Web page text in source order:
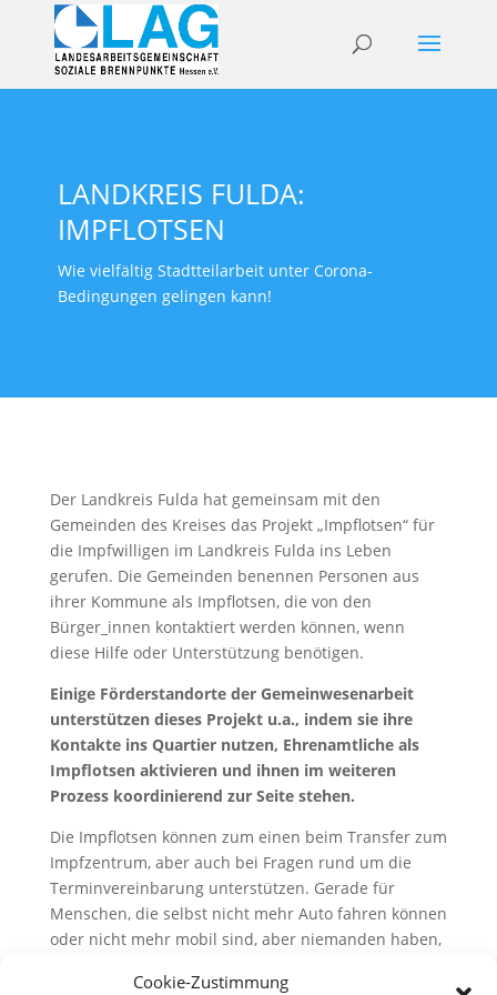
Cookie-Zustimmung
LANDKREIS FULDA:
IMPFLOTSEN
Wie vielfältig Stadtteilarbeit unter Corona-
Bedingungen gelingen kann!
Der Landkreis Fulda hat gemeinsam mit den
Gemeinden des Kreises das Projekt „Impflotsen“ für
die Impfwilligen im Landkreis Fulda ins Leben
gerufen. Die Gemeinden benennen Personen aus
ihrer Kommune als Impflotsen, die von den
Bürger_innen kontaktiert werden können, wenn
diese Hilfe oder Unterstützung benötigen.
Einige Förderstandorte der Gemeinwesenarbeit
unterstützen dieses Projekt u.a., indem sie ihre
Kontakte ins Quartier nutzen, Ehrenamtliche als
Impflotsen aktivieren und ihnen im weiteren
Prozess koordinierend zur Seite stehen.
Die Impflotsen können zum einen beim Transfer zum
Impfzentrum, aber auch bei Fragen rund um die
Terminvereinbarung unterstützen. Gerade für
Menschen, die selbst nicht mehr Auto fahren können
oder nicht mehr mobil sind, aber niemanden haben,
Gemeinden Unterstützung an.